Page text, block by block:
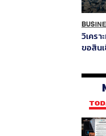
วิเคร
ขอสิน
ปัญหา